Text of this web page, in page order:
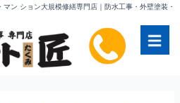
ン ション大規模修繕専門店｜防水工事・外壁塗装・